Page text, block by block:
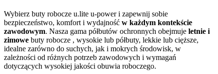
Wybierz buty robocze u.lite u-power i zapewnij sobie
bezpieczeństwo, komfort i wydajność w każdym kontekście
zawodowym. Nasza gama półbutów ochronnych obejmuje letnie i
zimowe buty robocze , wysokie lub półbuty, lekkie lub cięższe,
idealne zarówno do suchych, jak i mokrych środowisk, w
zależności od różnych potrzeb zawodowych i wymagań
dotyczących wysokiej jakości obuwia roboczego.